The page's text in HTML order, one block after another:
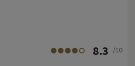
8.3 /10